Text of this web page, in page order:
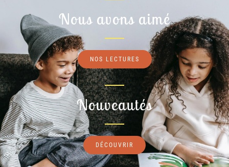
Nous avons aimé
NOS LECTURES
Nouveautés
DÉCOUVRIR